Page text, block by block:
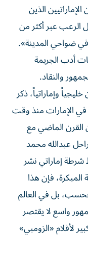
الذين
الرعب عبر أكثر من
ضواحي المدينة».
أدب الجريمة
والنقاد.
وإماراتياً، ذكر
في الإمارات منذ وقت
القرن الماضي مع
عبدالله محمد
إماراتي نشر
البداية المبكرة، فإن هذا
بل في العالم
واسع لا يقتصر
لأفلام «الزومبي»